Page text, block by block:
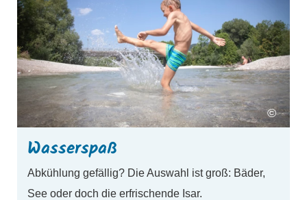
©
Wasserspaß
Abkühlung gefällig? Die Auswahl ist groß: Bäder,
See oder doch die erfrischende Isar.